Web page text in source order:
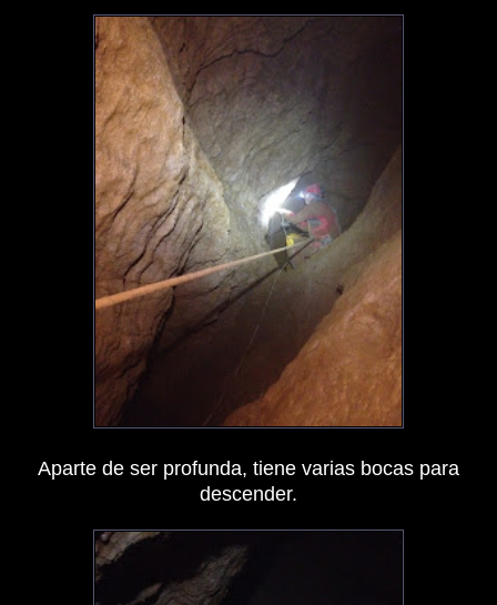
Aparte de ser profunda, tiene varias bocas para
descender.